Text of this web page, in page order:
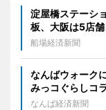
淀屋橋ステーシ
板、大阪は5店舗
船場経済新聞
なんばウォーク
みっコぐらしコ
なんば経済新聞